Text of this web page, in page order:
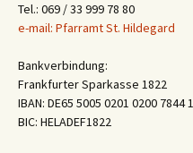
Tel.: 069 / 33 999 78 80
e-mail: Pfarramt St. Hildegard
Bankverbindung:
Frankfurter Sparkasse 1822
IBAN: DE65 5005 0201 0200 7844
BIC: HELADEF1822